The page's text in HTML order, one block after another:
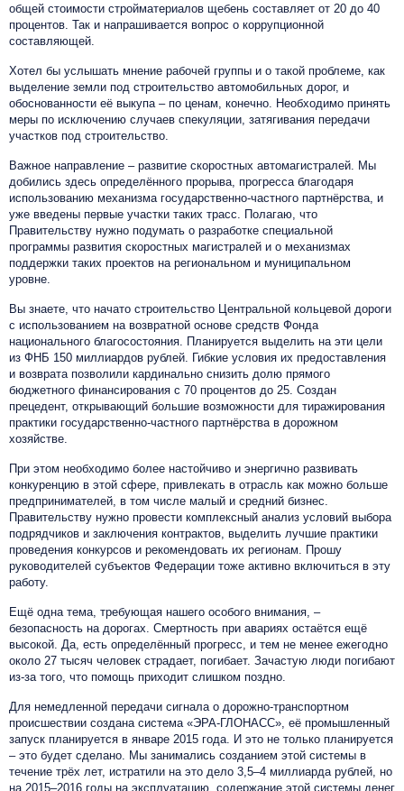
общей стоимости стройматериалов щебень составляет от 20 до 40
процентов. Так и напрашивается вопрос о коррупционной
составляющей.
Хотел бы услышать мнение рабочей группы и о такой проблеме, как
выделение земли под строительство автомобильных дорог, и
обоснованности её выкупа – по ценам, конечно. Необходимо принять
меры по исключению случаев спекуляции, затягивания передачи
участков под строительство.
Важное направление – развитие скоростных автомагистралей. Мы
добились здесь определённого прорыва, прогресса благодаря
использованию механизма государственно-частного партнёрства, и
уже введены первые участки таких трасс. Полагаю, что
Правительству нужно подумать о разработке специальной
программы развития скоростных магистралей и о механизмах
поддержки таких проектов на региональном и муниципальном
уровне.
Вы знаете, что начато строительство Центральной кольцевой дороги
с использованием на возвратной основе средств Фонда
национального благосостояния. Планируется выделить на эти цели
из ФНБ 150 миллиардов рублей. Гибкие условия их предоставления
и возврата позволили кардинально снизить долю прямого
бюджетного финансирования с 70 процентов до 25. Создан
прецедент, открывающий большие возможности для тиражирования
практики государственно-частного партнёрства в дорожном
хозяйстве.
При этом необходимо более настойчиво и энергично развивать
конкуренцию в этой сфере, привлекать в отрасль как можно больше
предпринимателей, в том числе малый и средний бизнес.
Правительству нужно провести комплексный анализ условий выбора
подрядчиков и заключения контрактов, выделить лучшие практики
проведения конкурсов и рекомендовать их регионам. Прошу
руководителей субъектов Федерации тоже активно включиться в эту
работу.
Ещё одна тема, требующая нашего особого внимания, –
безопасность на дорогах. Смертность при авариях остаётся ещё
высокой. Да, есть определённый прогресс, и тем не менее ежегодно
около 27 тысяч человек страдает, погибает. Зачастую люди погибают
из-за того, что помощь приходит слишком поздно.
Для немедленной передачи сигнала о дорожно-транспортном
происшествии создана система «ЭРА-ГЛОНАСС», её промышленный
запуск планируется в январе 2015 года. И это не только планируется
– это будет сделано. Мы занимались созданием этой системы в
течение трёх лет, истратили на это дело 3,5–4 миллиарда рублей, но
на 2015–2016 годы на эксплуатацию, содержание этой системы денег